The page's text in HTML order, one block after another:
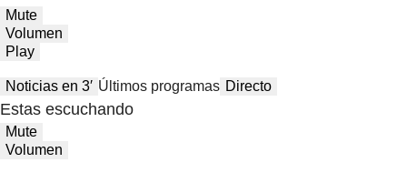
Mute
Volumen
Play
Noticias en 3′ Últimos programas Directo
Estas escuchando
Mute
Volumen